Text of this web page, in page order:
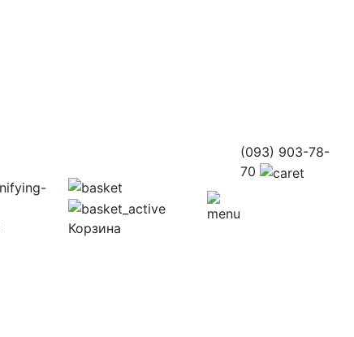
Корзина
(093) 903-78-
70